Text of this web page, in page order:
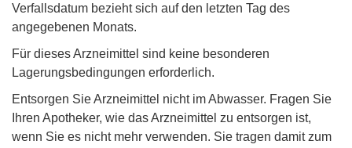
Verfallsdatum bezieht sich auf den letzten Tag des
angegebenen Monats.
Für dieses Arzneimittel sind keine besonderen
Lagerungsbedingungen erforderlich.
Entsorgen Sie Arzneimittel nicht im Abwasser. Fragen Sie
Ihren Apotheker, wie das Arzneimittel zu entsorgen ist,
wenn Sie es nicht mehr verwenden. Sie tragen damit zum